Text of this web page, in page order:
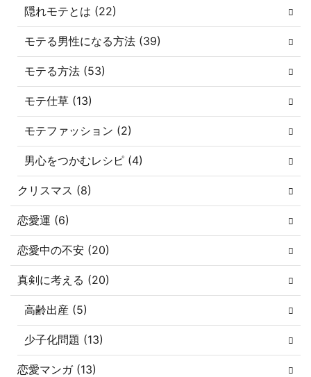
隠れモテとは (22)
モテる男性になる方法 (39)
モテる方法 (53)
モテ仕草 (13)
モテファッション (2)
男心をつかむレシピ (4)
クリスマス (8)
恋愛運 (6)
恋愛中の不安 (20)
真剣に考える (20)
高齢出産 (5)
少子化問題 (13)
恋愛マンガ (13)